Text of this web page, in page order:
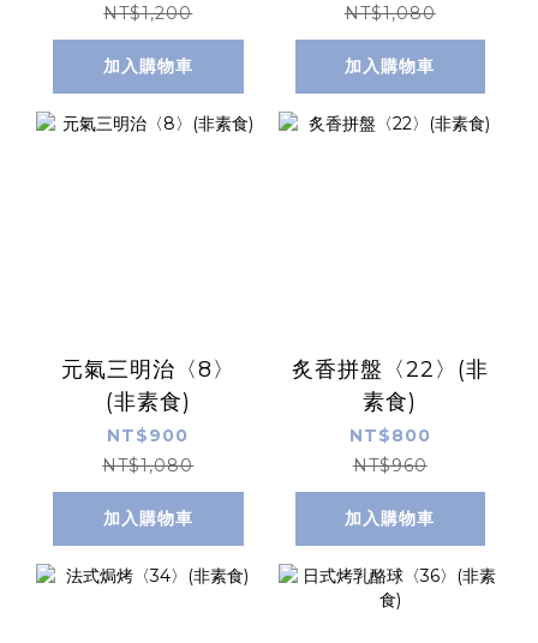
NT$1,200
加入購物車
NT$1,080
加入購物車
元氣三明治〈8〉
(非素食)
NT$900
NT$1,080
加入購物車
炙香拼盤〈22〉(非
素食)
NT$800
NT$960
加入購物車